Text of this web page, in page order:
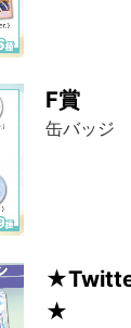
F賞
缶バッジ
★